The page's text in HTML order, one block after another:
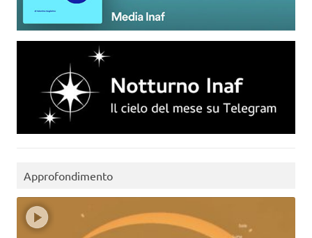
Approfondimento